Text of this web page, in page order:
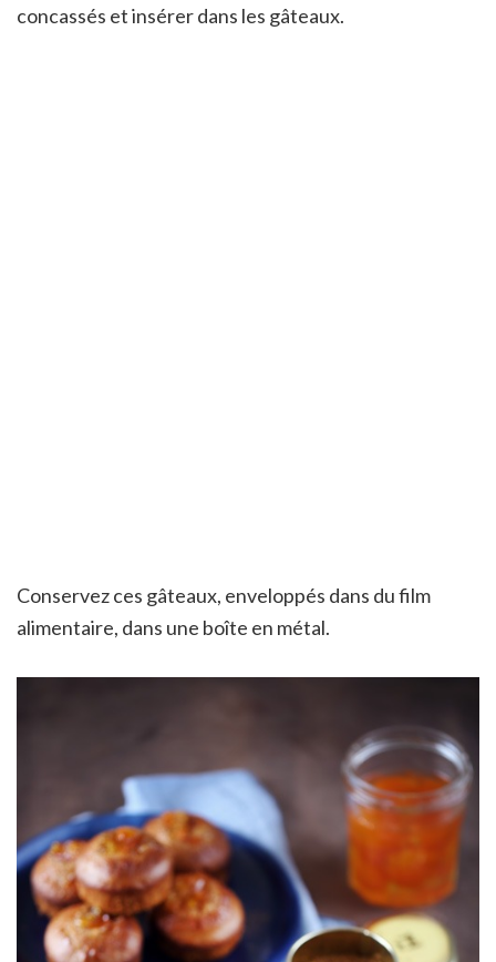
concassés et insérer dans les gâteaux.
Conservez ces gâteaux, enveloppés dans du film
alimentaire, dans une boîte en métal.